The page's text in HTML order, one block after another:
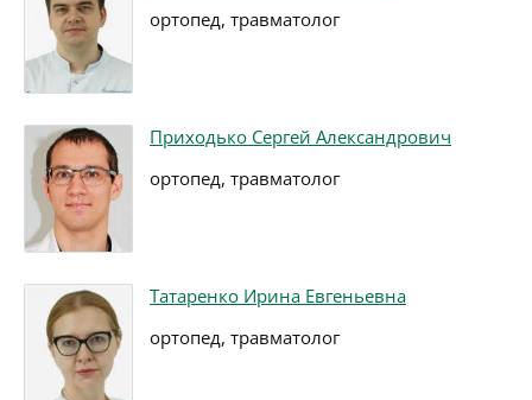
ортопед, травматолог
Приходько Сергей Александрович
ортопед, травматолог
Татаренко Ирина Евгеньевна
ортопед, травматолог